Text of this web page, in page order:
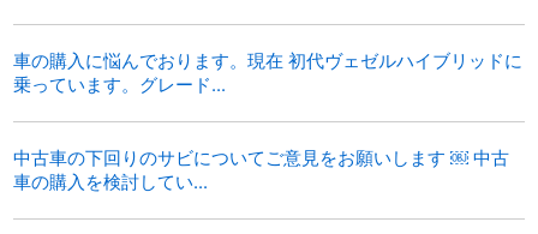
車の購入に悩んでおります。現在 初代ヴェゼルハイブリッドに
乗っています。グレード...
中古車の下回りのサビについてご意見をお願いします ￼ 中古
車の購入を検討してい...